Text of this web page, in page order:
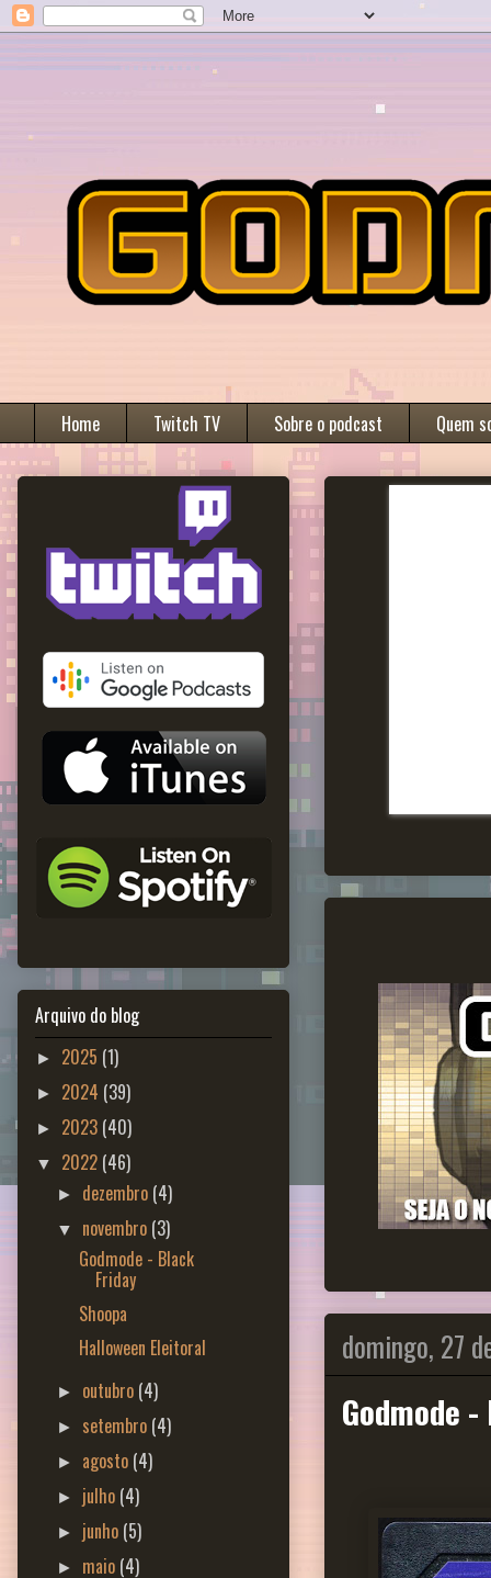
Home Twitch TV Sobre o podcast Quem
domingo, 27
Godmode
Arquivo do blog
► 2025 (1)
► 2024 (39)
► 2023 (40)
▼ 2022 (46)
► dezembro (4)
▼ novembro (3)
Godmode - Black
Friday
Shoopa
Halloween Eleitoral
► outubro (4)
► setembro (4)
► agosto (4)
► julho (4)
► junho (5)
► maio (4)